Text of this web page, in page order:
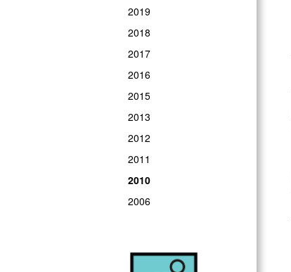
2019
2018
2017
2016
2015
2013
2012
2011
2010
2006